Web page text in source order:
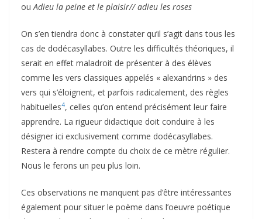
ouAdieu la peine et le plaisir// adieu les roses
On s’en tiendra donc à constater qu’il s’agit dans tous les
cas de dodécasyllabes. Outre les difficultés théoriques, il
serait en effet maladroit de présenter à des élèves
comme les vers classiques appelés « alexandrins » des
vers qui s’éloignent, et parfois radicalement, des règles
habituelles4, celles qu’on entend précisément leur faire
apprendre. La rigueur didactique doit conduire à les
désigner ici exclusivement comme dodécasyllabes.
Restera à rendre compte du choix de ce mètre régulier.
Nous le ferons un peu plus loin.
Ces observations ne manquent pas d’être intéressantes
également pour situer le poème dans l’oeuvre poétique